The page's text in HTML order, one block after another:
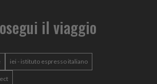
il viaggio
iei - istituto espresso italiano